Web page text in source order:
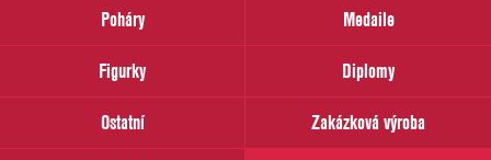
email
Poháry
Medaile
Figurky
Diplomy
Ostatní
Zakázková výroba